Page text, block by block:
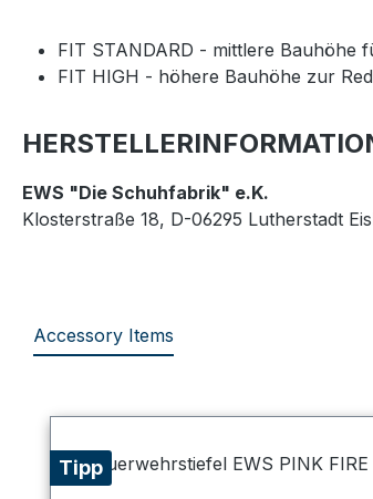
FIT STANDARD - mittlere Bauhöhe
FIT HIGH - höhere Bauhöhe zur
EWS "Die Schuhfabrik" e.K.
Klosterstraße 18, D-06295 Lutherstadt
Accessory Items
Tipp